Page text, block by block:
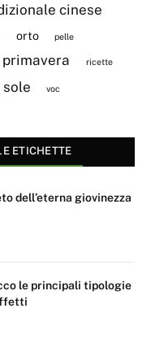
cinese
orto pelle
primavera ricette
sole voc
ETICHETTE
dell’eterna giovinezza
le principali tipologie